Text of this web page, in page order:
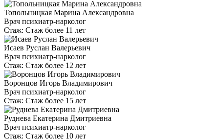
Топольницкая Марина Александровна
Врач психиатр-нарколог
Стаж: Стаж более 11 лет
Исаев Руслан Валерьевич
Врач психиатр-нарколог
Стаж: Стаж более 12 лет
Воронцов Игорь Владимирович
Врач психиатр-нарколог
Стаж: Стаж более 15 лет
Руднева Екатерина Дмитриевна
Врач психиатр-нарколог
Стаж: Стаж более 10 лет